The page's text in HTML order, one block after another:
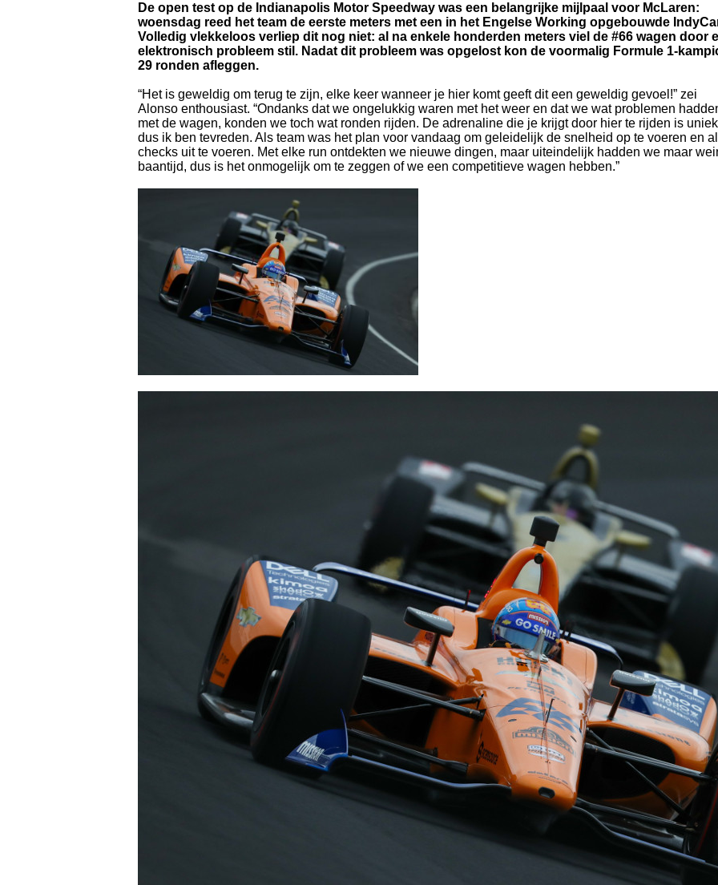
De open test op de Indianapolis Motor Speedway was een belangrijke mijlpaal voor McLaren:
woensdag reed het team de eerste meters met een in het Engelse Working opgebouwde
Volledig vlekkeloos verliep dit nog niet: al na enkele honderden meters viel de #66 wagen door
elektronisch probleem stil. Nadat dit probleem was opgelost kon de voormalig Formule 1-
29 ronden afleggen.
“Het is geweldig om terug te zijn, elke keer wanneer je hier komt geeft dit een geweldig gevoel!” zei
Alonso enthousiast. “Ondanks dat we ongelukkig waren met het weer en dat we wat problemen
met de wagen, konden we toch wat ronden rijden. De adrenaline die je krijgt door hier te rijden is
dus ik ben tevreden. Als team was het plan voor vandaag om geleidelijk de snelheid op te voeren en
checks uit te voeren. Met elke run ontdekten we nieuwe dingen, maar uiteindelijk hadden we maar
baantijd, dus is het onmogelijk om te zeggen of we een competitieve wagen hebben.”